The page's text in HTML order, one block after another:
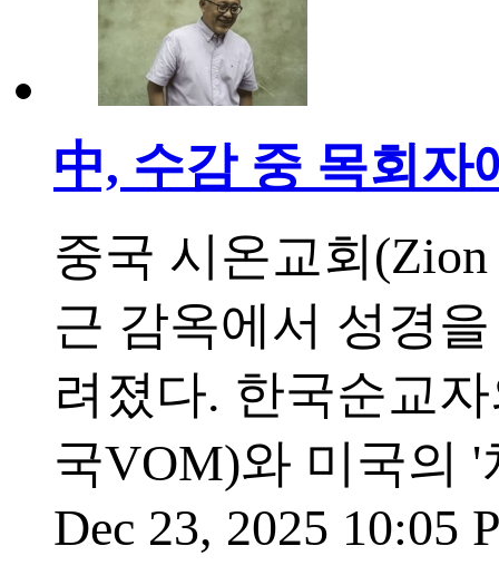
中, 수감 중 목회
중국 시온교회
근 감옥에서 성경
려졌다. 한국순교
국VOM)와 미국의
Dec 23, 2025 10:05